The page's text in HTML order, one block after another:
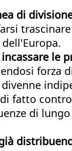
di
le
forza
fatto
di